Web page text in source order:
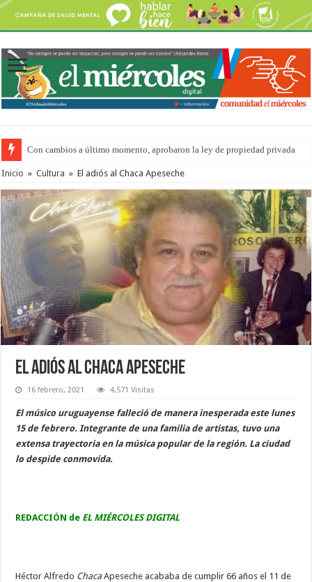
Adopción en Entre Ríos: el 35% de los 90 niños, niñas y adolescentes que
Inicio » Cultura » El adiós al Chaca Apeseche
El adiós al Chaca Apeseche
16 febrero, 2021 4,571 Visitas
El músico uruguayense falleció de manera inesperada este lunes
15 de febrero. Integrante de una familia de artistas, tuvo una
extensa trayectoria en la música popular de la región. La ciudad
lo despide conmovida.
REDACCIÓN de EL MIÉRCOLES DIGITAL
Héctor Alfredo ChacaApeseche acababa de cumplir 66 años el 11 de